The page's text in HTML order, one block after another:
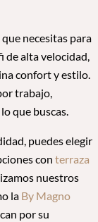
necesitas para
de alta velocidad,
confort y estilo.
trabajo,
que buscas.
puedes elegir
con terraza
nuestros
la By Magno
por su